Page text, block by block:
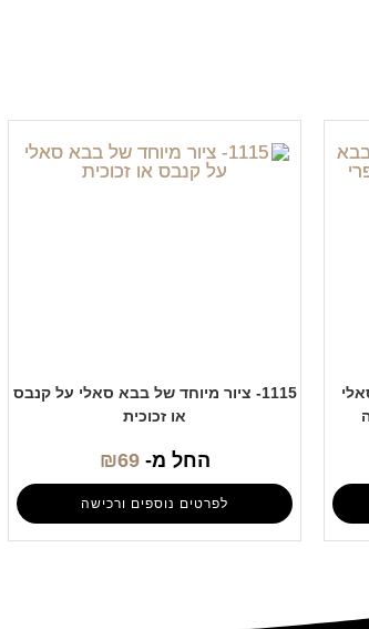
1115- ציור מיוחד של בבא סאלי על קנבס
או זכוכית
החל מ- ₪69
לפרטים נוספים ורכישה